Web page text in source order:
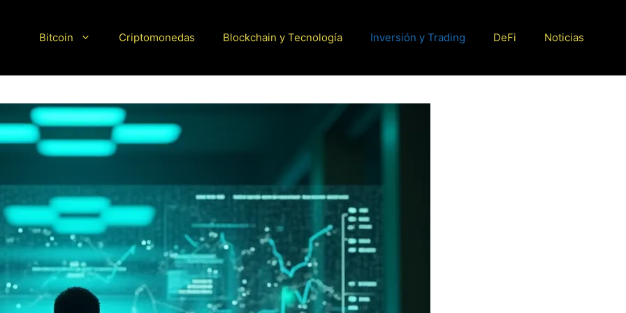
Bitcoin Criptomonedas Blockchain y Tecnología Inversión y Trading DeFi Noticias